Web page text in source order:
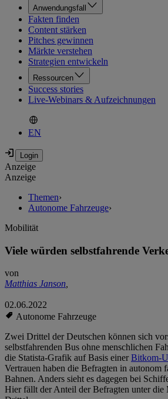
Anwendungsfall
Fakten finden
Content stärken
Pitches gewinnen
Märkte verstehen
Strategien entwickeln
Ressourcen
Success stories
Live-Webinars & Aufzeichnungen
EN
Anzeige
Anzeige
Themen›
Autonome Fahrzeuge›
Mobilität
Viele würden selbstfahrende
von
Matthias Janson,
02.06.2022
Autonome Fahrzeuge
Zwei Drittel der Deutschen können sich
selbstfahrenden Bus ohne menschlichen
die Statista-Grafik auf Basis einerBitkom-
Vertrauen haben die Befragten in autonom
Bahnen. Anders sieht es dagegen bei
Hier fällt der Anteil der Befragten unter die